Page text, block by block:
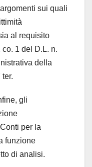
sui quali
al requisito
1 del D.L. n.
della
gli
per la
funzione
di analisi.